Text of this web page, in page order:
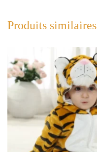
Produits similaires